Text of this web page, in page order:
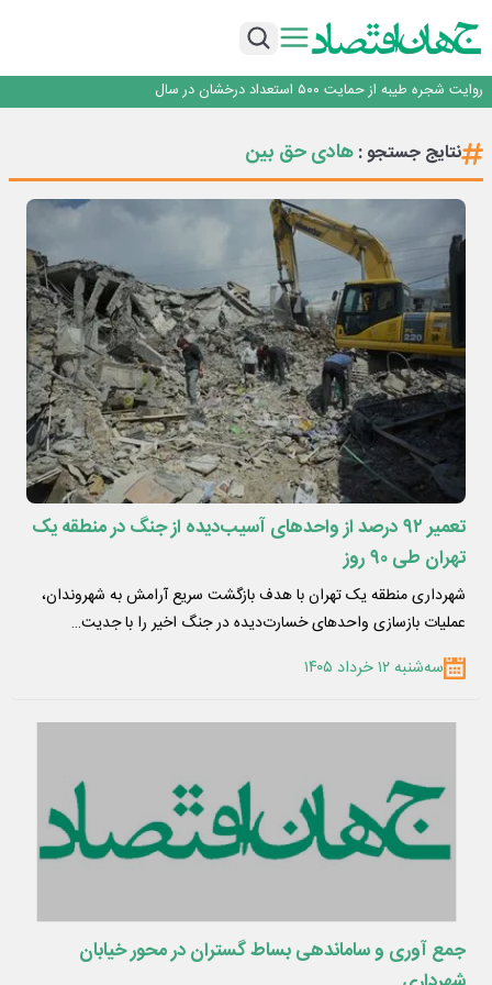
کنترل و ماژول وایرلس بومی‌سازی شده جرثقیل‌های فولاد هرمزگان، جایگزین نمونه
خارجی
روزنامه ۱۹ مرداد
روایت شجره طیبه از حمایت ۵۰۰ استعداد درخشان در سال
با آزمون موفقیت‌آمیز بیش از یک سال بهره‌برداری و بدون خرابی حاصل شد؛ ریموت
کنترل و ماژول وایرلس بومی‌سازی شده جرثقیل‌های فولاد هرمزگان، جایگزین نمونه
خارجی
روزنامه ۱۹ مرداد
روایت شجره طیبه از حمایت ۵۰۰ استعداد درخشان در سال
نتایج جستجو :هادی حق بین
تعمیر ۹۲ درصد از واحدهای آسیب‌دیده از جنگ در منطقه یک
تهران طی ۹۰ روز
شهرداری منطقه یک تهران با هدف بازگشت سریع آرامش به شهروندان،
عملیات بازسازی واحدهای خسارت‌دیده در جنگ اخیر را با جدیت…
سه‌شنبه ۱۲ خرداد ۱۴۰۵
جمع آوری و ساماندهی بساط گستران در محور خیابان